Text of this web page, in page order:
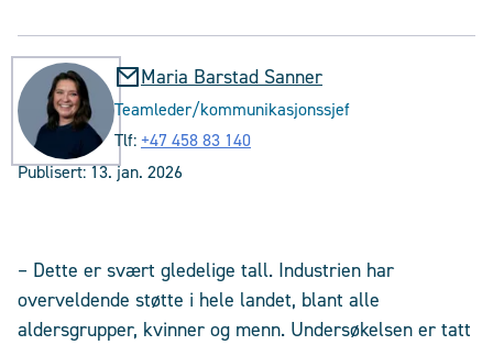
Maria Barstad Sanner
Teamleder/kommunikasjonssjef
Tlf: +47 458 83 140
Publisert:13. jan. 2026
– Dette er svært gledelige tall. Industrien har
overveldende støtte i hele landet, blant alle
aldersgrupper, kvinner og menn. Undersøkelsen er tatt